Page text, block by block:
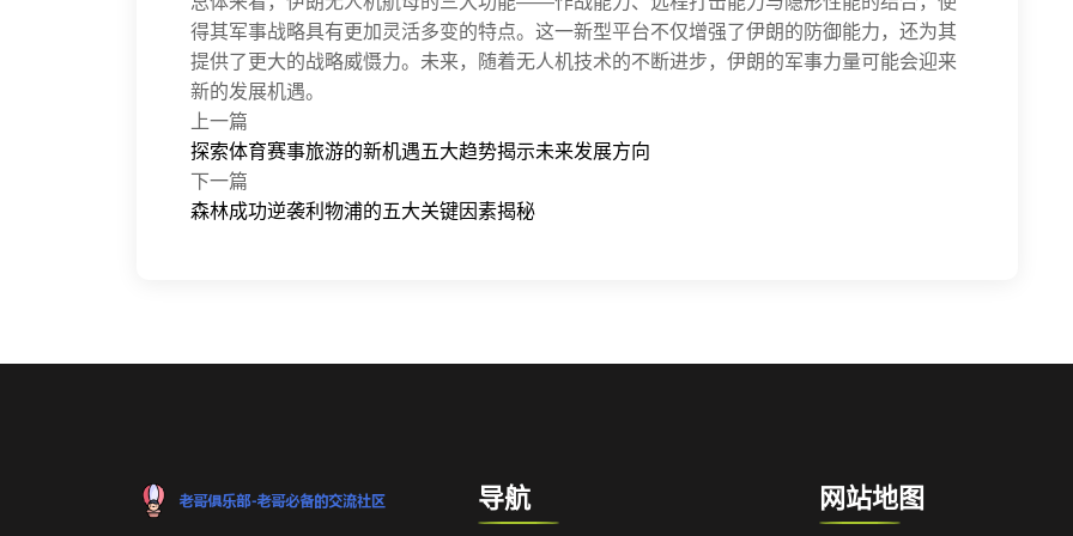
得其军事战略具有更加灵活多变的特点。这一新型平台不仅增强了伊朗的防御能力，还为其
提供了更大的战略威慑力。未来，随着无人机技术的不断进步，伊朗的军事力量可能会迎来
新的发展机遇。
上一篇
探索体育赛事旅游的新机遇五大趋势揭示未来发展方向
下一篇
森林成功逆袭利物浦的五大关键因素揭秘
导航 网站地图